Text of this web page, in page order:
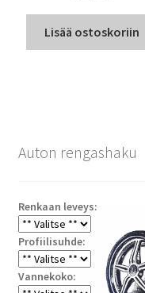
Lisää ostoskoriin
Auton rengashaku
Renkaan leveys:
Profiilisuhde:
Vannekoko: